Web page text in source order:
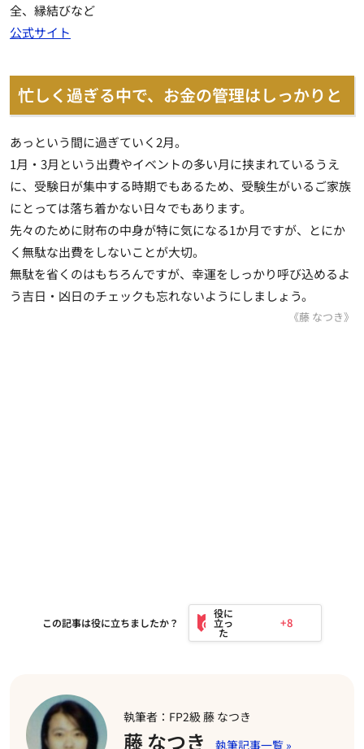
全、縁結びなど
公式サイト
忙しく過ぎる中で、お金の管理はしっかりと
あっという間に過ぎていく2月。
1月・3月という出費やイベントの多い月に挟まれているうえ
に、受験日が集中する時期でもあるため、受験生がいるご家族
にとっては落ち着かない日々でもあります。
先々のために財布の中身が特に気になる1か月ですが、とにか
く無駄な出費をしないことが大切。
無駄を省くのはもちろんですが、幸運をしっかり呼び込めるよ
う吉日・凶日のチェックも忘れないようにしましょう。
《藤 なつき》
この記事は役に立ちましたか？ +8
執筆者：FP2級 藤 なつき
藤 なつき